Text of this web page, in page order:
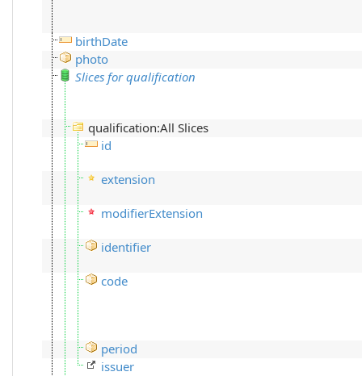
birthDate
photo
Slices for qualification
qualification:All Slices
id
extension
modifierExtension
identifier
code
period
issuer